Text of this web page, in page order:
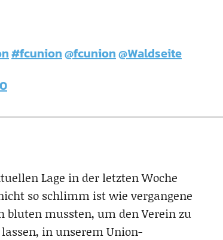
#fcunion@fcunion@Waldseite
Lage in der letzten Woche
so schlimm ist wie vergangene
mussten, um den Verein zu
in unserem Union-